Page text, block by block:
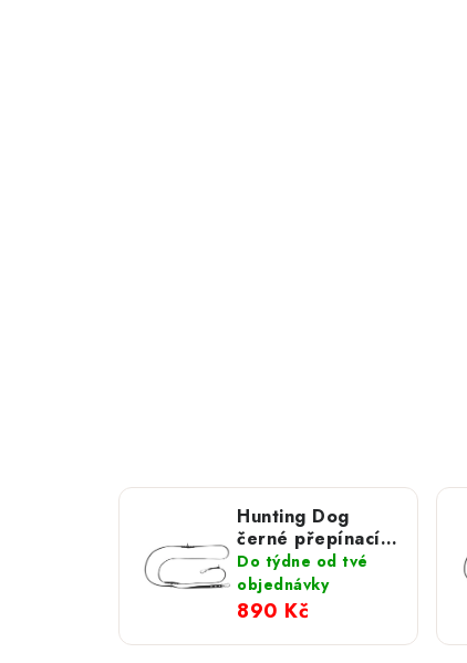
Hunting Dog
černé přepínací
vodítko se
stříbrnou
hliníkovou
karabinou 280
cm
Do týdne od tvé
objednávky
890 Kč